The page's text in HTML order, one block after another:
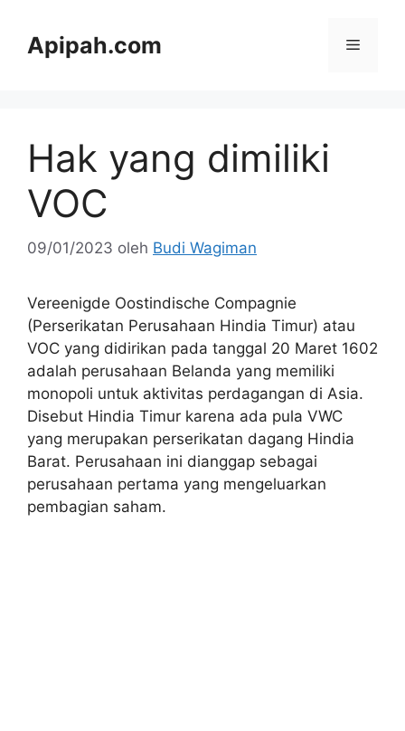
Apipah.com Menu
Hak yang dimiliki
VOC
09/01/2023 oleh Budi Wagiman
Vereenigde Oostindische Compagnie
(Perserikatan Perusahaan Hindia Timur) atau
VOC yang didirikan pada tanggal 20 Maret 1602
adalah perusahaan Belanda yang memiliki
monopoli untuk aktivitas perdagangan di Asia.
Disebut Hindia Timur karena ada pula VWC
yang merupakan perserikatan dagang Hindia
Barat. Perusahaan ini dianggap sebagai
perusahaan pertama yang mengeluarkan
pembagian saham.